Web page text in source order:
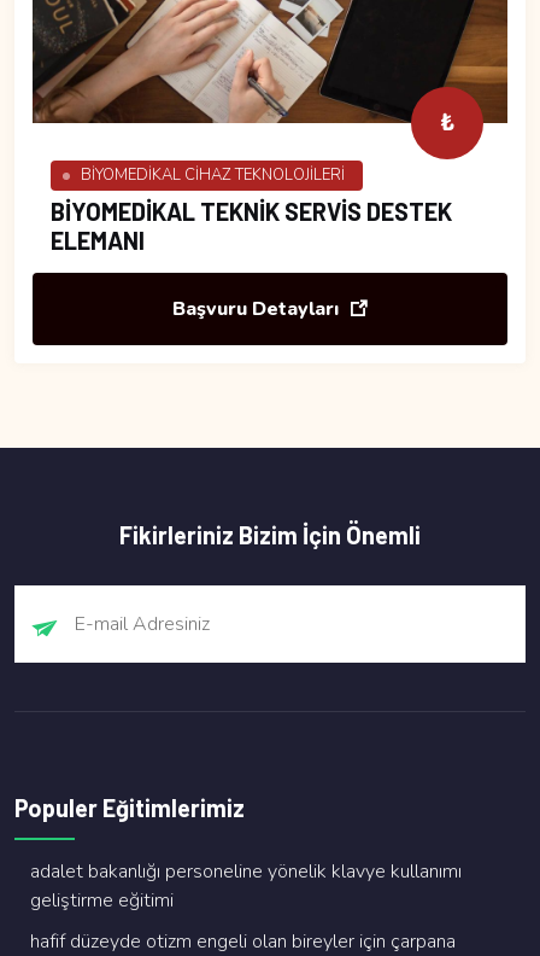
₺
BİYOMEDİKAL CİHAZ TEKNOLOJİLERİ
BİYOMEDİKAL TEKNİK SERVİS DESTEK
ELEMANI
Başvuru Detayları
Fikirleriniz Bizim İçin Önemli
Populer Eğitimlerimiz
adalet bakanliği personeli̇ne yöneli̇k klavye kullanimi
geli̇şti̇rme eği̇ti̇mi̇
hafi̇f düzeyde oti̇zm engeli̇ olan bi̇reyler i̇çi̇n çarpana